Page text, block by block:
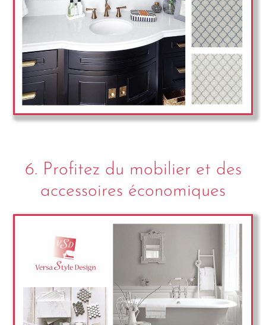
6. Profitez du mobilier et des
accessoires économiques